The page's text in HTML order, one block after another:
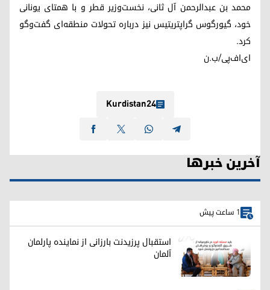
محمد بن عبدالرحمن آل ثانی، نخست‌وزیر قطر و با همتای یونانی
خود، گیورگوس گراپتریتیس نیز درباره تحولات منطقه‌ای گفت‌وگو
کرد.
ای‌اف‌پی/ب.ن
Kurdistan24
آخرین خبرها
1 ساعت پیش
استقبال پرزیدنت بارزانی از نماینده پارلمان
آلمان